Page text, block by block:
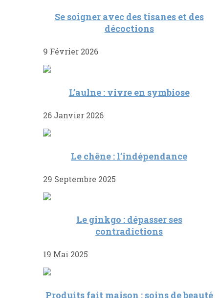
Se soigner avec des tisanes et des
décoctions
9 Février 2026
L’aulne : vivre en symbiose
26 Janvier 2026
Le chêne : l’indépendance
29 Septembre 2025
Le ginkgo : dépasser ses
contradictions
19 Mai 2025
Produits fait maison : soins de beauté